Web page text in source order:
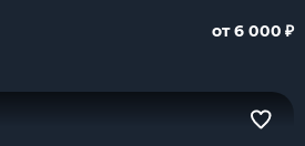
от 6 000 ₽